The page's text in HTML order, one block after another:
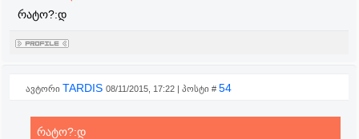
რატო?:დ
ავტორი TARDIS 08/11/2015, 17:22 | პოსტი # 54
რატო?:დ